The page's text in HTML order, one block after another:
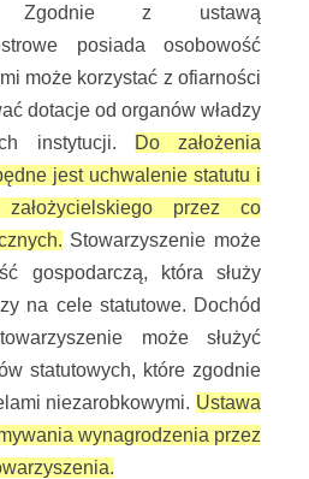
Zgodnie z ustawą
posiada osobowość
może korzystać z ofiarności
dotacje od organów władzy
instytucji.
Do założenia
jest uchwalenie statutu i
przez co
Stowarzyszenie może
gospodarczą, która służy
na cele statutowe. Dochód
może służyć
statutowych, które zgodnie
niezarobkowymi. Ustawa
wynagrodzenia przez